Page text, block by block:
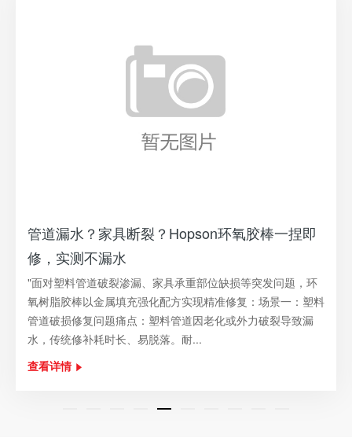
管道漏水？家具断裂？Hopson环氧胶棒一捏即
修，实测不漏水
"面对塑料管道破裂渗漏、家具承重部位缺损等突发问题，环
氧树脂胶棒以金属填充强化配方实现精准修复：场景一：塑料
管道破损修复问题痛点：塑料管道因老化或外力破裂导致漏
水，传统修补耗时长、易脱落。耐...
查看详情